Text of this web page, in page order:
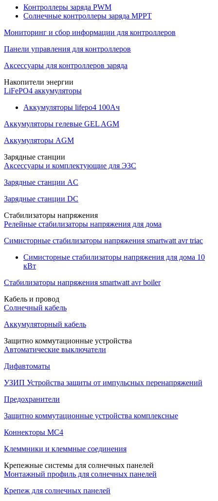
Контроллеры заряда PWM
Солнечные контроллеры заряда MPPT
Мониторинг и сбор информации для контроллеров
Панели управления для контроллеров
Аксессуары для контроллеров заряда
Накопители энергии
LiFePO4 аккумуляторы
Аккумуляторы lifepo4 100Ач
Аккумуляторы гелевые GEL AGM
Аккумуляторы AGM
Зарядные станции
Аксессуары и комплектующие для ЭЗС
Зарядные станции AC
Зарядные станции DC
Стабилизаторы напряжения
Релейные стабилизаторы напряжения для дома
Симисторные стабилизаторы напряжения smartwatt avr triac
Симисторные стабилизаторы напряжения для дома 10
кВт
Стабилизаторы напряжения smartwatt avr boiler
Кабель и провод
Солнечный кабель
Аккумуляторный кабель
Защитно коммутационные устройства
Автоматические выключатели
Дифавтоматы
УЗИП Устройства защиты от импульсных перенапряжений
Предохранители
Защитно коммутационные устройства комплексные
Коннекторы MC4
Клеммники и клеммные соединения
Крепежные системы для солнечных панелей
Монтажный профиль для солнечных панелей
Крепеж для солнечных панелей